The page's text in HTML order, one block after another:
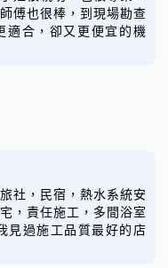
傅也很棒，到現場勘查
適合，卻又更便宜的機
社，民宿，熱水系統安
，責任施工，多間浴室
見過施工品質最好的店